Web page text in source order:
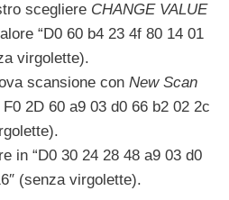
scegliere CHANGE VALUE
“D0 60 b4 23 4f 80 14 01
virgolette).
scansione con New Scan
2D 60 a9 03 d0 66 b2 02 2c
in “D0 30 24 28 48 a9 03 d0
(senza virgolette).